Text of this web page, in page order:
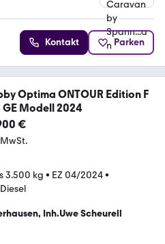
Kontakt Parken
Optima ONTOUR Edition F
GE Modell 2024
€
MwSt.
3.500 kg • EZ 04/2024•
Diesel
Inh.Uwe Scheurell